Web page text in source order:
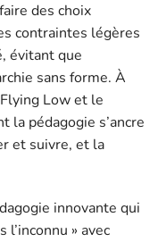
des choix
contraintes légères
évitant que
sans forme. À
Low et le
la pédagogie s’ancre
et suivre, et la
innovante qui
l’inconnu » avec